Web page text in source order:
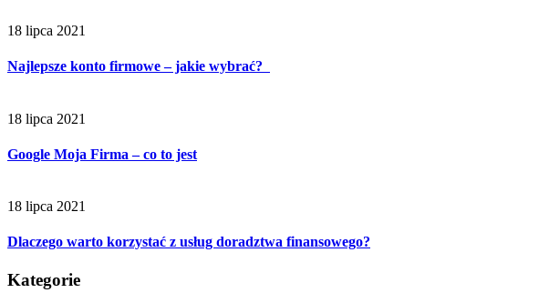
18 lipca 2021
Najlepsze konto firmowe – jakie wybrać?
18 lipca 2021
Google Moja Firma – co to jest
18 lipca 2021
Dlaczego warto korzystać z usług doradztwa finansowego?
Kategorie